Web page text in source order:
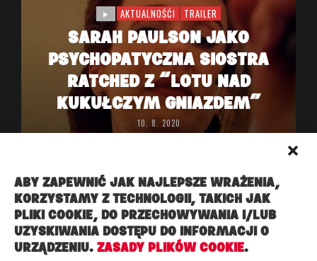
ABY ZAPEWNIĆ JAK NAJLEPSZE WRAŻENIA,
KORZYSTAMY Z TECHNOLOGII, TAKICH JAK
PLIKI COOKIE, DO PRZECHOWYWANIA I/LUB
UZYSKIWANIA DOSTĘPU DO INFORMACJI O
URZĄDZENIU. ZASADY PLIKÓW COOKIE.
AKTUALNOŚĆI TRAILER
SARAH PAULSON JAKO
PSYCHOPATYCZNA SIOSTRA
RATCHED Z “LOTU NAD
KUKUŁCZYM GNIAZDEM”
10. 8. 2020